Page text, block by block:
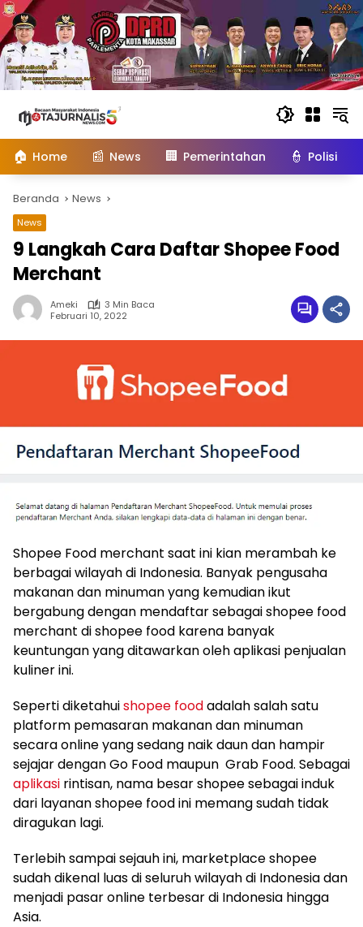
konten
🏠 Home 📰 News 🏢 Pemerintahan 👮 Polisi
Beranda News
News
9 Langkah Cara Daftar Shopee Food
Merchant
Ameki
3 Min Baca
Februari 10, 2022
Shopee Food merchant saat ini kian merambah ke
berbagai wilayah di Indonesia. Banyak pengusaha
makanan dan minuman yang kemudian ikut
bergabung dengan mendaftar sebagai shopee food
merchant di shopee food karena banyak
keuntungan yang ditawarkan oleh aplikasi penjualan
kuliner ini.
Seperti diketahuishopee foodadalah salah satu
platform pemasaran makanan dan minuman
secara online yang sedang naik daun dan hampir
sejajar dengan Go Food maupun Grab Food. Sebagai
aplikasi rintisan, nama besar shopee sebagai induk
dari layanan shopee food ini memang sudah tidak
diragukan lagi.
Terlebih sampai sejauh ini, marketplace shopee
sudah dikenal luas di seluruh wilayah di Indonesia dan
menjadi pasar online terbesar di Indonesia hingga
Asia.